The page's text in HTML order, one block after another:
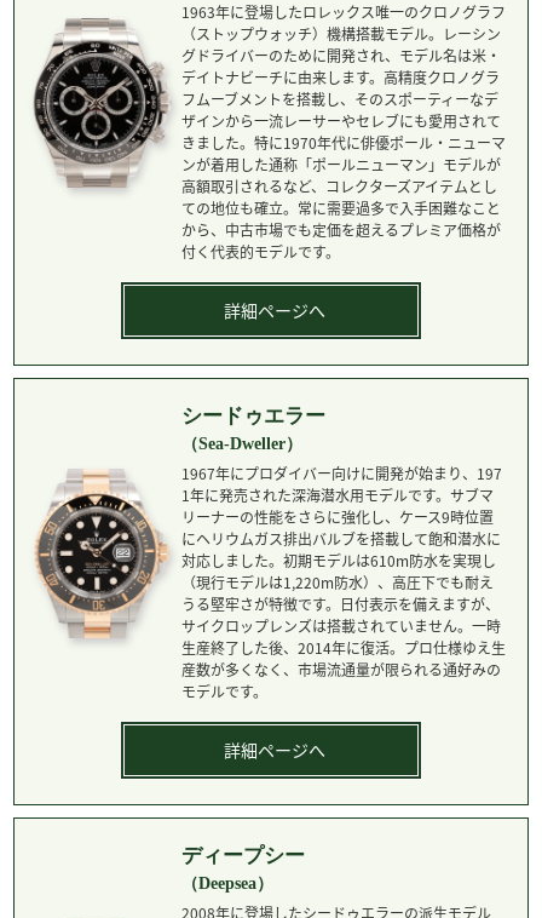
1963年に登場したロレックス唯一のクロノグラフ
（ストップウォッチ）機構搭載モデル。レーシン
グドライバーのために開発され、モデル名は米・
デイトナビーチに由来します。高精度クロノグラ
フムーブメントを搭載し、そのスポーティーなデ
ザインから一流レーサーやセレブにも愛用されて
きました。特に1970年代に俳優ポール・ニューマ
ンが着用した通称「ポールニューマン」モデルが
高額取引されるなど、コレクターズアイテムとし
ての地位も確立。常に需要過多で入手困難なこと
から、中古市場でも定価を超えるプレミア価格が
付く代表的モデルです。
詳細ページへ
シードゥエラー
（Sea-Dweller）
1967年にプロダイバー向けに開発が始まり、197
1年に発売された深海潜水用モデルです。サブマ
リーナーの性能をさらに強化し、ケース9時位置
にヘリウムガス排出バルブを搭載して飽和潜水に
対応しました。初期モデルは610m防水を実現し
（現行モデルは1,220m防水）、高圧下でも耐え
うる堅牢さが特徴です。日付表示を備えますが、
サイクロップレンズは搭載されていません。一時
生産終了した後、2014年に復活。プロ仕様ゆえ生
産数が多くなく、市場流通量が限られる通好みの
モデルです。
詳細ページへ
ディープシー
（Deepsea）
2008年に登場したシードゥエラーの派生モデル